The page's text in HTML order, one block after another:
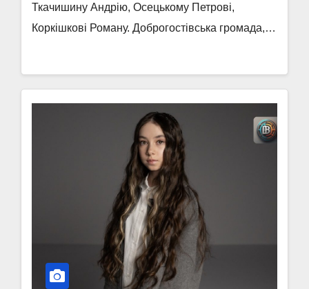
Ткачишину Андрію, Осецькому Петрові,
Коркішкові Роману. Доброгостівська громада,…